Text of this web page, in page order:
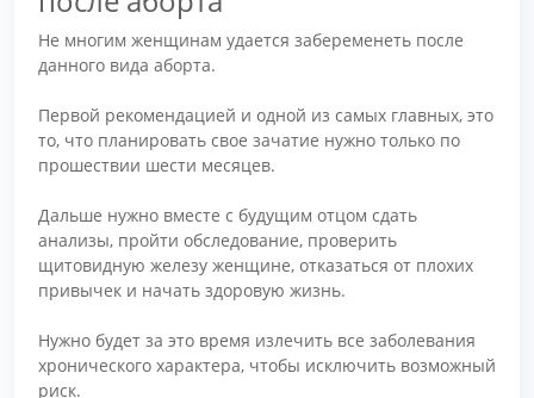
Не многим женщинам удается забеременеть после
данного вида аборта.
Первой рекомендацией и одной из самых главных, это
то, что планировать свое зачатие нужно только по
прошествии шести месяцев.
Дальше нужно вместе с будущим отцом сдать
анализы, пройти обследование, проверить
щитовидную железу женщине, отказаться от плохих
привычек и начать здоровую жизнь.
Нужно будет за это время излечить все заболевания
хронического характера, чтобы исключить возможный
риск.